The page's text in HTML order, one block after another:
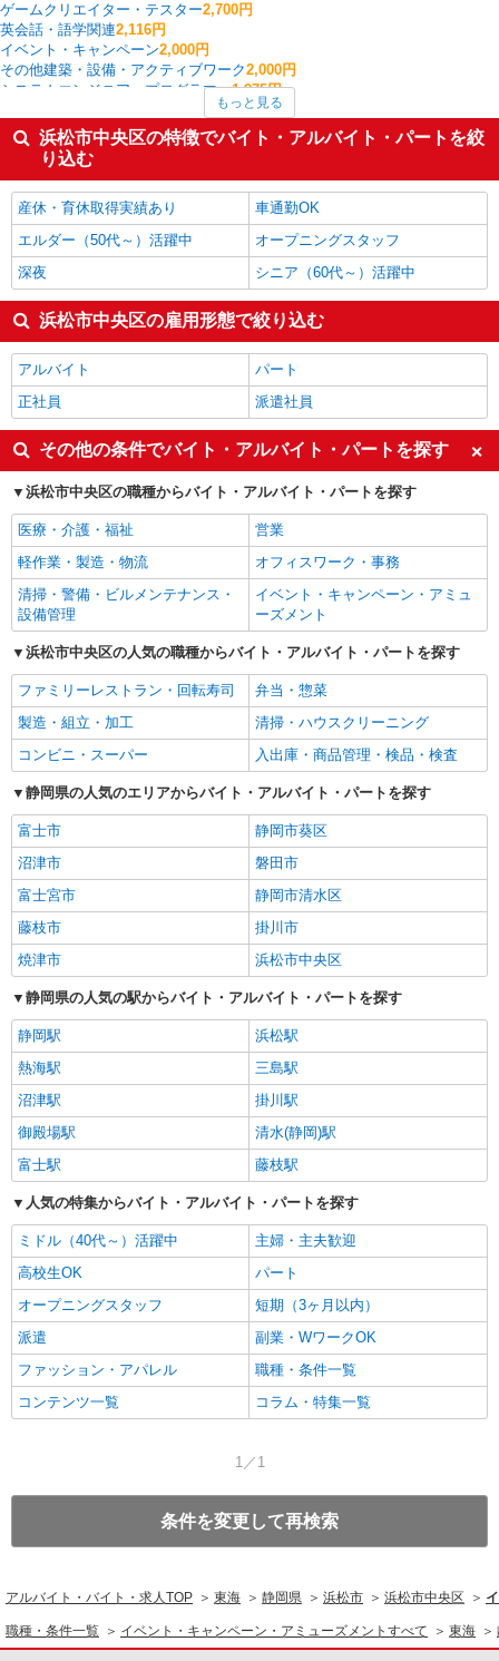
ゲームクリエイター・テスター2,700円
英会話・語学関連2,116円
イベント・キャンペーン2,000円
その他建築・設備・アクティブワーク2,000円
システムエンジニア・プログラマー1,975円
1,630円
生産管理・品質管理1,600円
CADオペレーター・積算1,550円
金融・貿易事務
浜松市中央区の他の職種の平均時給を見る
もっと見る
浜松市中央区の特徴でバイト・アルバイト・パートを絞
り込む
産休・育休取得実績あり
車通勤OK
エルダー（50代～）活躍中
オープニングスタッフ
深夜
シニア（60代～）活躍中
浜松市中央区の雇用形態で絞り込む
アルバイト
パート
正社員
派遣社員
その他の条件でバイト・アルバイト・パートを探す
浜松市中央区の職種からバイト・アルバイト・パートを探す
医療・介護・福祉
営業
軽作業・製造・物流
オフィスワーク・事務
清掃・警備・ビルメンテナンス・
設備管理
イベント・キャンペーン・アミュ
ーズメント
浜松市中央区の人気の職種からバイト・アルバイト・パートを探す
ファミリーレストラン・回転寿司
弁当・惣菜
製造・組立・加工
清掃・ハウスクリーニング
コンビニ・スーパー
入出庫・商品管理・検品・検査
静岡県の人気のエリアからバイト・アルバイト・パートを探す
富士市
静岡市葵区
沼津市
磐田市
富士宮市
静岡市清水区
藤枝市
掛川市
焼津市
浜松市中央区
静岡県の人気の駅からバイト・アルバイト・パートを探す
静岡駅
浜松駅
熱海駅
三島駅
沼津駅
掛川駅
御殿場駅
清水(静岡)駅
富士駅
藤枝駅
人気の特集からバイト・アルバイト・パートを探す
ミドル（40代～）活躍中
主婦・主夫歓迎
高校生OK
パート
オープニングスタッフ
短期（3ヶ月以内）
派遣
副業・WワークOK
ファッション・アパレル
職種・条件一覧
コンテンツ一覧
コラム・特集一覧
1／1
条件を変更して再検索
アルバイト・バイト・求人TOP 東海 静岡県 浜松市 浜松市中央区
職種・条件一覧 イベント・キャンペーン・アミューズメントすべて 東海